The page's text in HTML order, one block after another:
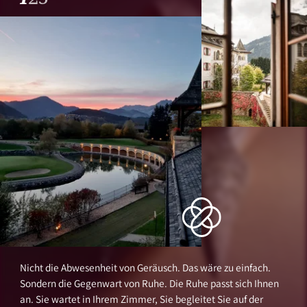
Nicht die Abwesenheit von Geräusch. Das wäre zu einfach.
Sondern die Gegenwart von Ruhe. Die Ruhe passt sich Ihnen
an. Sie wartet in Ihrem Zimmer, Sie begleitet Sie auf der
Die Verbindungen entstehen hier von selbst. Sie knüpfen sich
beim gemeinsamen Dinner, wenn Sie am großen Tisch mit
lachen, scherzen, anstoßen. Sie wachsen bei einem Glas
Es ist kein Konzept. Auch keine Marketingidee. Es ist eine
Erfahrung, die unter die Haut geht. Die nachwirkt. Die
verändert. Die Begegnung mit einem Ort, der keine